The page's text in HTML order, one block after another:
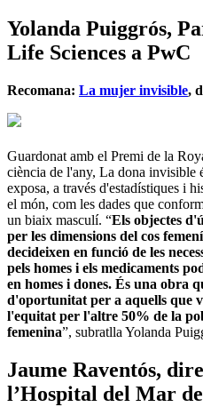
Yolanda Puiggrós,
Life Sciences a PwC
Recomana: La mujer invisible,
Guardonat amb el Premi de la
ciència de l'any, La dona invisible
exposa, a través d'estadístiques i
el món, com les dades que
un biaix masculí. “Els objectes
per les dimensions del cos
decideixen en funció de les
pels homes i els medicaments
en homes i dones. És una obra
d'oportunitat per a aquells que
l'equitat per l'altre 50% de la
femenina”, subratlla Yolanda
Jaume Raventós,
l’Hospital del Mar